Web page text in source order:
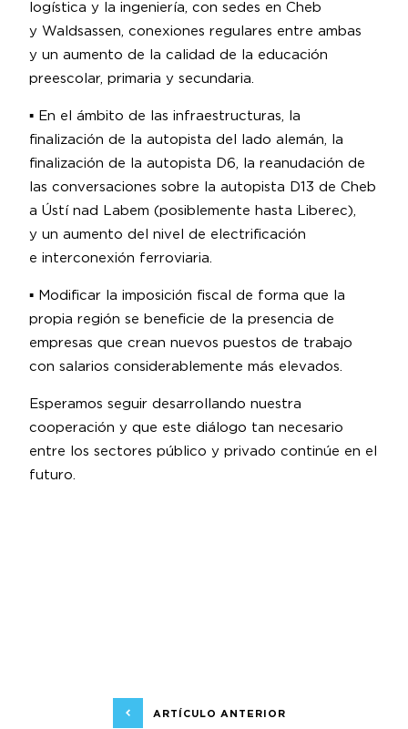
logística y la ingeniería, con sedes en Cheb
y Waldsassen, conexiones regulares entre ambas
y un aumento de la calidad de la educación
preescolar, primaria y secundaria.
▪️ En el ámbito de las infraestructuras, la
finalización de la autopista del lado alemán, la
finalización de la autopista D6, la reanudación de
las conversaciones sobre la autopista D13 de Cheb
a Ústí nad Labem (posiblemente hasta Liberec),
y un aumento del nivel de electrificación
e interconexión ferroviaria.
▪️ Modificar la imposición fiscal de forma que la
propia región se beneficie de la presencia de
empresas que crean nuevos puestos de trabajo
con salarios considerablemente más elevados.
Esperamos seguir desarrollando nuestra
cooperación y que este diálogo tan necesario
entre los sectores público y privado continúe en el
futuro.
ARTÍCULO ANTERIOR